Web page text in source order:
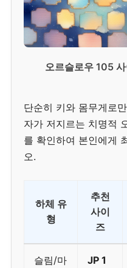
오르슬로우 105
단순히 키와 몸무게로
자가 저지르는 치명적
를 확인하여 본인에게
오.
하체 유
형
추천
사이
즈
슬림/마
JP 1